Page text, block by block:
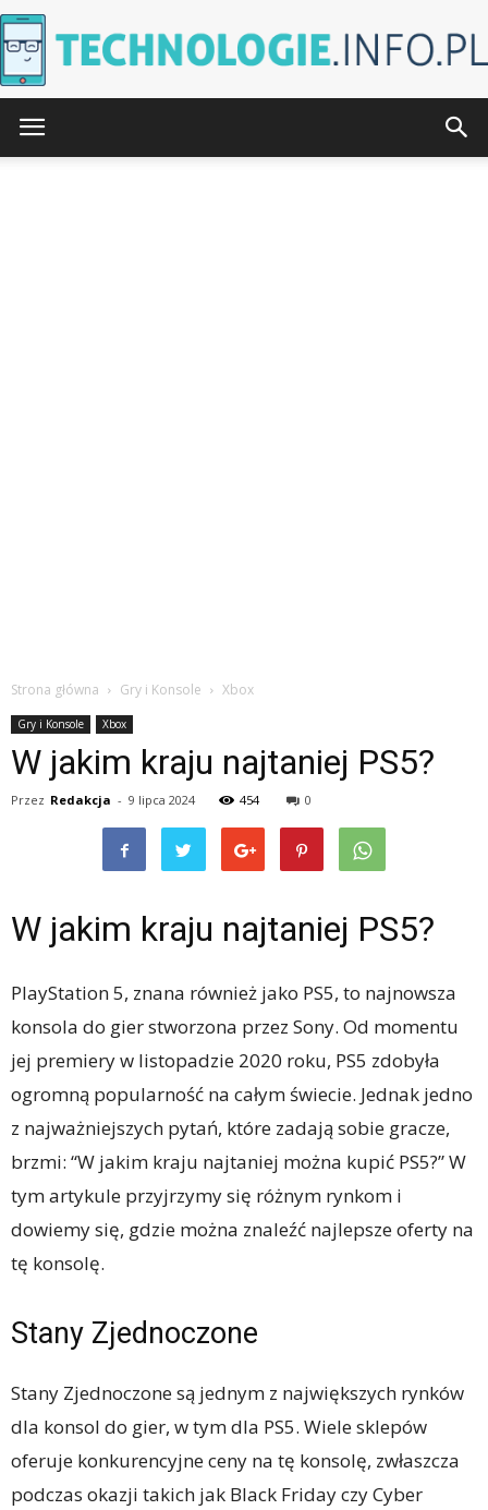
Strona główna Gry i Konsole Xbox
Gry i Konsole Xbox
W jakim kraju najtaniej PS5?
Przez Redakcja - 9 lipca 2024 454 0
W jakim kraju najtaniej PS5?
PlayStation 5, znana również jako PS5, to najnowsza
konsola do gier stworzona przez Sony. Od momentu
jej premiery w listopadzie 2020 roku, PS5 zdobyła
ogromną popularność na całym świecie. Jednak jedno
z najważniejszych pytań, które zadają sobie gracze,
brzmi: “W jakim kraju najtaniej można kupić PS5?” W
tym artykule przyjrzymy się różnym rynkom i
dowiemy się, gdzie można znaleźć najlepsze oferty na
tę konsolę.
Stany Zjednoczone
Stany Zjednoczone są jednym z największych rynków
dla konsol do gier, w tym dla PS5. Wiele sklepów
oferuje konkurencyjne ceny na tę konsolę, zwłaszcza
podczas okazji takich jak Black Friday czy Cyber